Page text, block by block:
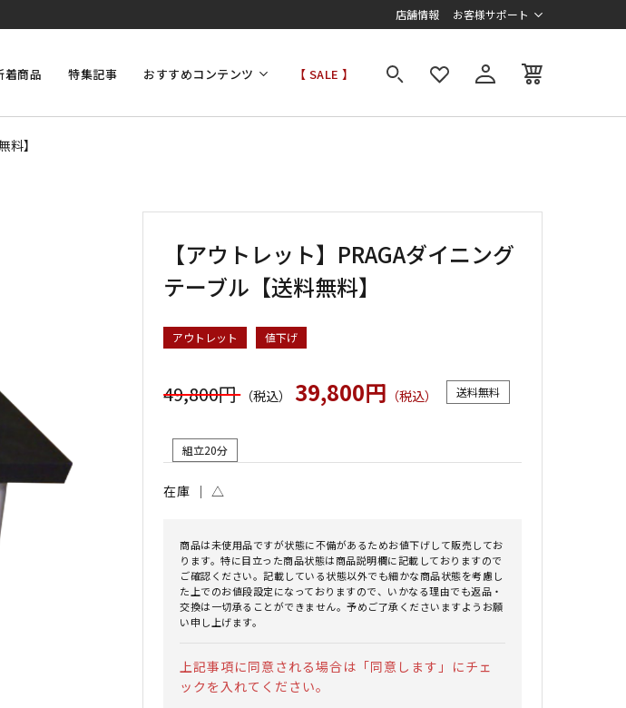
店舗情報 お客様サポート
着商品 特集記事 おすすめコンテンツ 【 SALE 】
】
【アウトレット】PRAGAダイニング
テーブル【送料無料】
アウトレット 値下げ
49,800円（税込） 39,800円 （税込） 送料無料
組立20分
在庫 ｜△
商品は未使用品ですが状態に不備があるためお値下げして販売してお
ります。特に目立った商品状態は商品説明欄に記載しておりますので
ご確認ください。記載している状態以外でも細かな商品状態を考慮し
た上でのお値段設定になっておりますので、いかなる理由でも返品・
交換は一切承ることができません。予めご了承くださいますようお願
い申し上げます。
上記事項に同意される場合は「同意します」にチェ
ックを入れてください。